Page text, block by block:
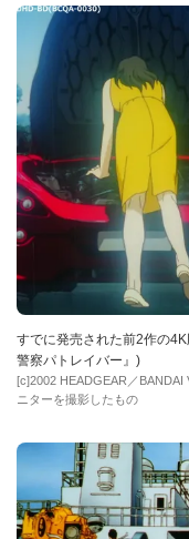
すでに発売された前2作の
警察パトレイバー』)
[c]2002 HEADGEAR／
ニターを撮影したもの